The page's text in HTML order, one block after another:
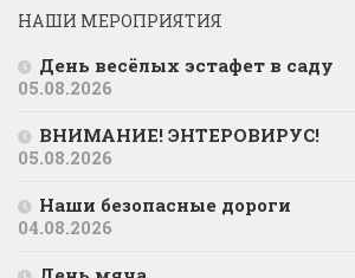
НАШИ МЕРОПРИЯТИЯ
День весёлых эстафет в саду
05.08.2026
ВНИМАНИЕ! ЭНТЕРОВИРУС!
05.08.2026
Наши безопасные дороги
04.08.2026